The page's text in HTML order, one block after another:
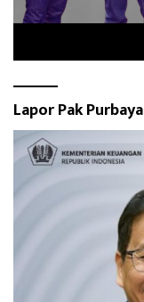
Lapor Pak Purbaya